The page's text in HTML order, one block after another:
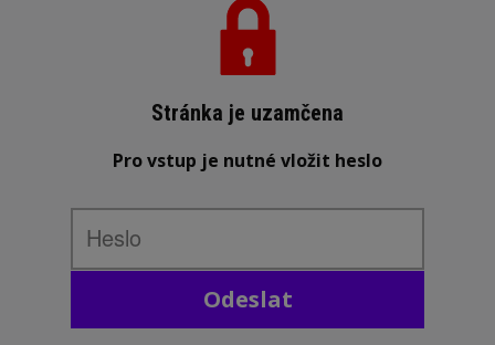
Stránka je uzamčena
Pro vstup je nutné vložit heslo
Odeslat